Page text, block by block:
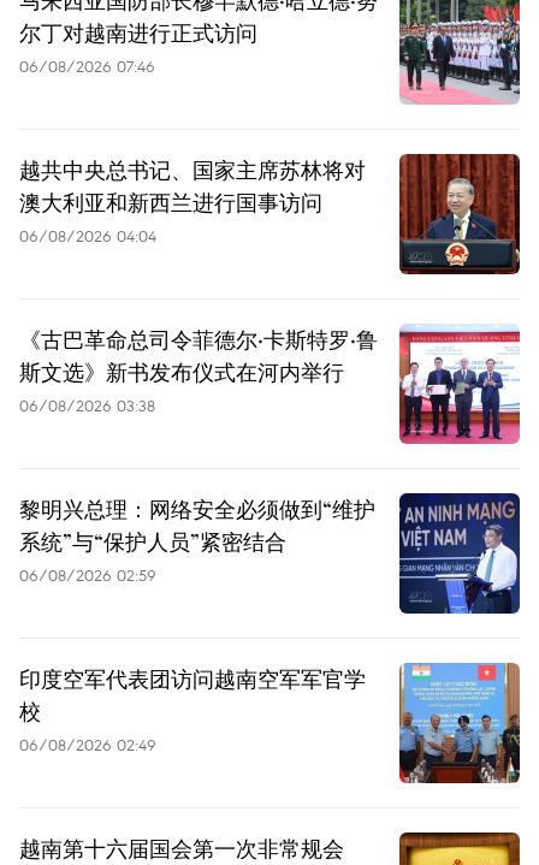
尔丁对越南进行正式访问
06/08/2026 07:46
越共中央总书记、国家主席苏林将对
澳大利亚和新西兰进行国事访问
06/08/2026 04:04
《古巴革命总司令菲德尔·卡斯特罗·鲁
斯文选》新书发布仪式在河内举行
06/08/2026 03:38
黎明兴总理：网络安全必须做到“维护
系统”与“保护人员”紧密结合
06/08/2026 02:59
印度空军代表团访问越南空军军官学
校
06/08/2026 02:49
越南第十六届国会第一次非常规会